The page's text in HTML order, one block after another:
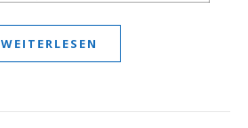
WEITERLESEN